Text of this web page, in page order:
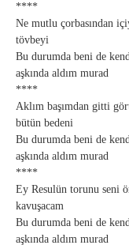
****
Ne mutlu çorbasından
tövbeyi
Bu durumda beni de
aşkında aldım murad
****
Aklım başımdan gitti
bütün bedeni
Bu durumda beni de
aşkında aldım murad
****
Ey Resulün torunu seni
kavuşacam
Bu durumda beni de
aşkında aldım murad